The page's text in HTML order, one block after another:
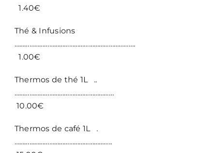
1.40€
Thé & Infusions
……………………………………………………………….
1.00€
Thermos de thé 1L ..
……………………………………………………
10.00€
Thermos de café 1L .
…………………………………………………..